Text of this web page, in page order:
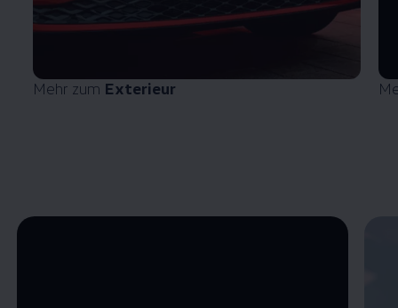
Mehr zum Exterieur
Enable fullscreen mode